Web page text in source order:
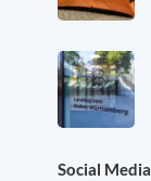
Social Media